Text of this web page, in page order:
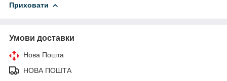
Приховати
Умови доставки
Нова Пошта
НОВА ПОШТА